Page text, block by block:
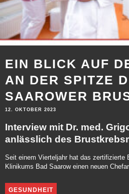
EIN BLICK AUF
AN DER SPITZE
SAAROWER
12. OKTOBER 2023
Interview mit Dr. med.
anlässlich des
Seit einem Vierteljahr hat das zertifizierte
Klinikums Bad Saarow einen neuen
GESUNDHEIT